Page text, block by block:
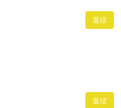
返信
返信